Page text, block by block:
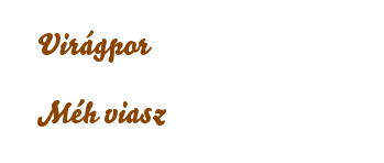
Virágpor
Méh viasz